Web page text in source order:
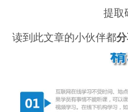
提取
读到此文章的小伙伴都